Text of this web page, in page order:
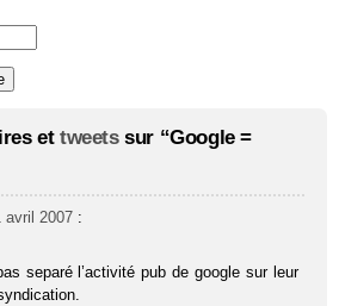
et tweetssur “Google =
avril 2007 :
separé l’activité pub de google sur leur